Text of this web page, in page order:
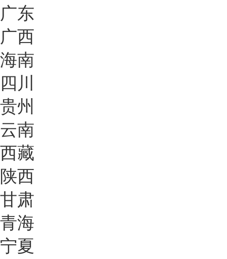
广东
广西
海南
四川
贵州
云南
西藏
陕西
甘肃
青海
宁夏